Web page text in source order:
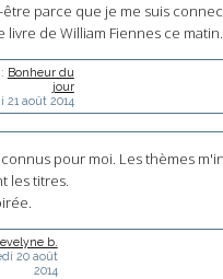
parce que je me suis
livre de William Fiennes ce
Bonheur du
jour
21 août 2014
pour moi. Les thèmes
les titres.
evelyne b.
20 août
2014